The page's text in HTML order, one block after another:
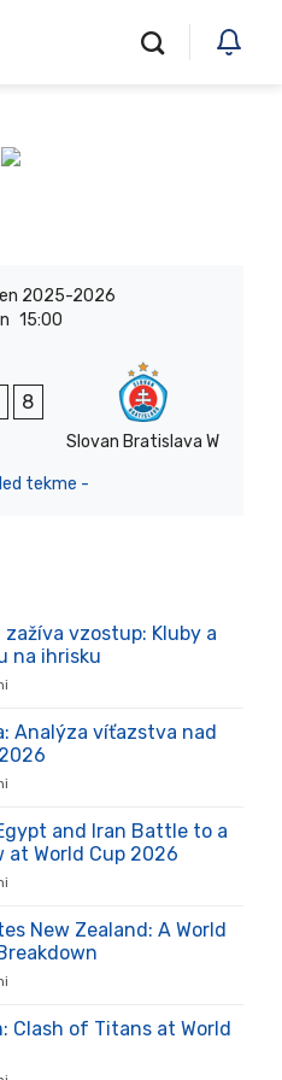
2025-2026
15:00
8
Slovan Bratislava W
tekme -
vzostup: Kluby a
na ihrisku
futbal
zažíva
hráči
ukazujú
Analýza víťazstva nad
prevaha:
Analýza
na
MS
and Iran Battle to a
at World Cup 2026
Unfolds:
Egypt
to
New Zealand: A World
Dominates
Clash of Titans at World